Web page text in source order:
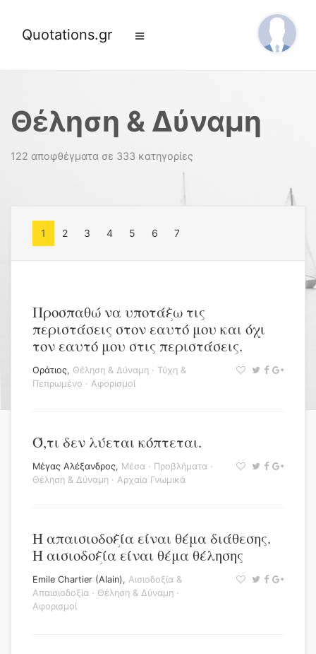
Quotations.gr
Θέληση & Δύναμη
122 αποφθέγματα σε 333 κατηγορίες
1 2 3 4 5 6 7
Προσπαθώ να υποτάξω τις
περιστάσεις στον εαυτό μου και όχι
τον εαυτό μου στις περιστάσεις.
Οράτιος, Θέληση & Δύναμη · Τύχη &
Πεπρωμένο · Αφορισμοί
Ό,τι δεν λύεται κόπτεται.
Μέγας Αλέξανδρος, Μέσα · Προβλήματα ·
Θέληση & Δύναμη · Αρχαία Γνωμικά
Η απαισιοδοξία είναι θέμα διάθεσης.
Η αισιοδοξία είναι θέμα θέλησης
Emile Chartier (Alain), Αισιοδοξία &
Απαισιοδοξία · Θέληση & Δύναμη ·
Αφορισμοί